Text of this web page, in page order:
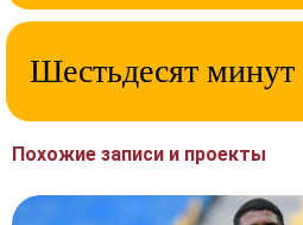
Шестьдесят минут
Похожие записи и проекты